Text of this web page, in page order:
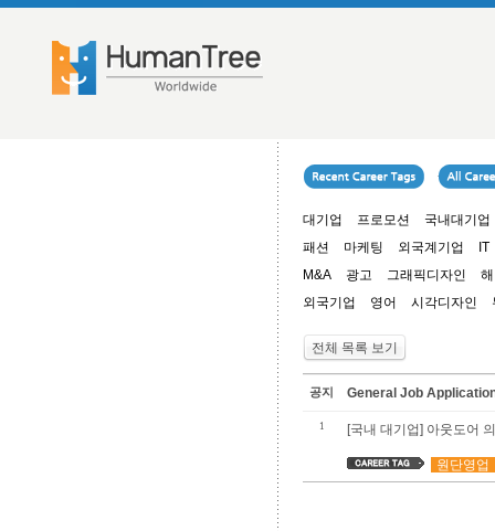
대기업 프로모션
국내대기업
패션
마케팅 외국계기업
IT
M&A
광고 그래픽디자인
외국기업
영어 시각디자인
전체 목록 보기
공지 General Job
1 [국내 대기업] 아웃도어
원단영업